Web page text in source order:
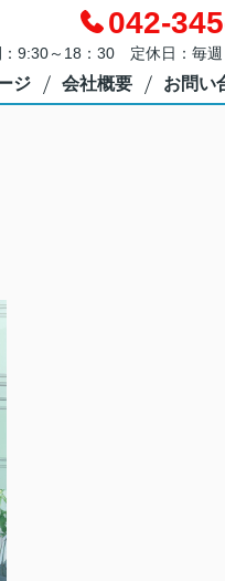
042-
9:30～18：30 定休日：毎週
ジ 会社概要 お問い